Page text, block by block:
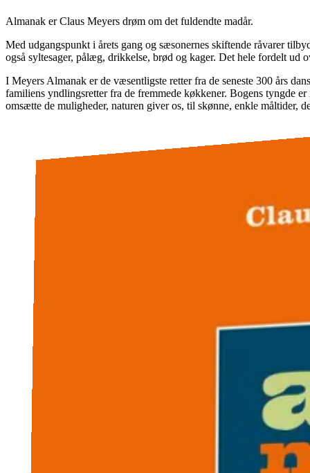
Almanak er Claus Meyers drøm om det fuldendte madår.
Med udgangspunkt i årets gang og sæsonernes skiftende råvarer
også syltesager, pålæg, drikkelse, brød og kager. Det hele fordelt ud
I Meyers Almanak er de væsentligste retter fra de seneste 300 års
familiens yndlingsretter fra de fremmede køkkener. Bogens tyngde
omsætte de muligheder, naturen giver os, til skønne, enkle måltider,